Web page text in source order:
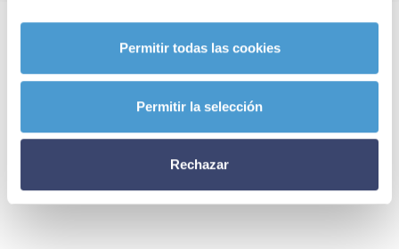
Permitir todas las cookies
Permitir la selección
Rechazar